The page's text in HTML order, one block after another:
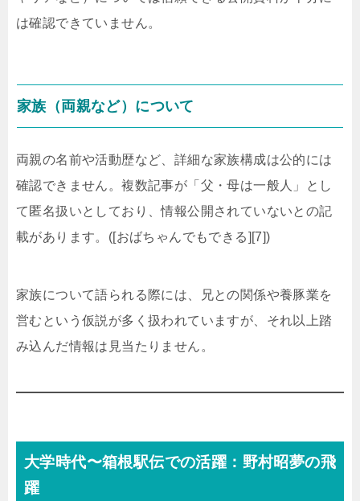
は確認できていません。
家族（両親など）について
両親の名前や活動歴など、詳細な家族構成は公的には
確認できません。複数記事が「父・母は一般人」とし
て匿名扱いとしており、情報公開されていないとの記
載があります。([おばちゃんでもできる][7])
家族について語られる際には、兄との関係や養豚業を
営むという仮説が多く扱われていますが、それ以上踏
み込んだ情報は見当たりません。
大学時代〜箱根駅伝での活躍：野村昭夢の飛
躍